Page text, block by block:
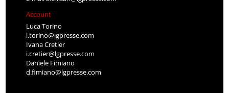
Account
Luca Torino
l.torino@lgpresse.com
Ivana Cretier
i.cretier@lgpresse.com
Daniele Fimiano
d.fimiano@lgpresse.com